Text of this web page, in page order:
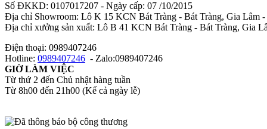
Số ĐKKD: 0107017207 - Ngày cấp: 07 /10/2015
Địa chỉ Showroom: Lô K 15 KCN Bát Tràng - Bát Tràng, Gia Lâm
Địa chỉ xưởng sản xuất: Lô B 41 KCN Bát Tràng - Bát Tràng, Gia
Điện thoại: 0989407246
Hotline: 0989407246 - Zalo:0989407246
GIỜ LÀM VIỆC
Từ thứ 2 đến Chủ nhật hàng tuần
Từ 8h00 đến 21h00 (Kể cả ngày lễ)​